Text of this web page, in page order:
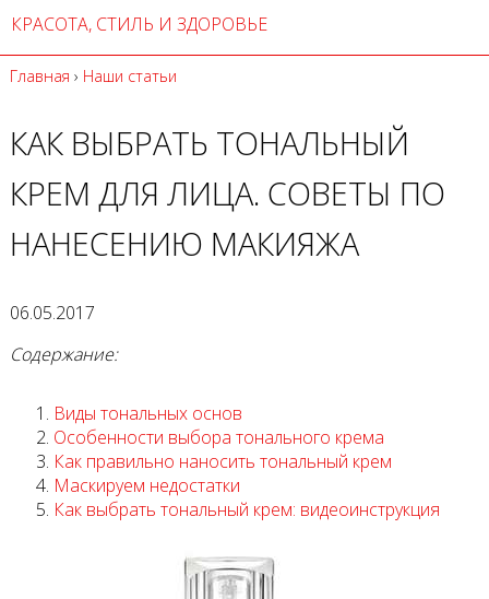
КРАСОТА, СТИЛЬ И ЗДОРОВЬЕ
Главная › Наши статьи
КАК ВЫБРАТЬ ТОНАЛЬНЫЙ
КРЕМ ДЛЯ ЛИЦА. СОВЕТЫ ПО
НАНЕСЕНИЮ МАКИЯЖА
06.05.2017
Содержание:
Виды тональных основ
Особенности выбора тонального крема
Как правильно наносить тональный крем
Маскируем недостатки
Как выбрать тональный крем: видеоинструкция